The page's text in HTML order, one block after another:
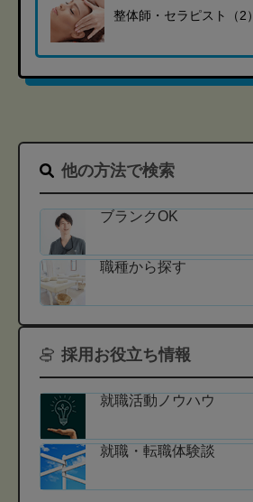
整体師・セラピスト（2）
他の方法で検索
ブランクOK
職種から探す
採用お役立ち情報
就職活動ノウハウ
就職・転職体験談